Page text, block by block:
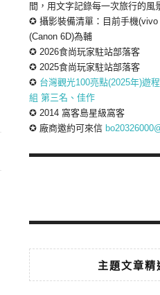
間，用文字記錄每一次旅行的風
✪ 攝影裝備清單：目前手機(vivo
(Canon 6D)為輔
✪ 2026食尚玩家駐站部落客
✪ 2025食尚玩家駐站部落客
✪ 台灣觀光100亮點(2025年)遊
組 第三名、佳作
✪ 2014 窩客島星級窩客
✪ 廠商邀約可來信
主題文章精